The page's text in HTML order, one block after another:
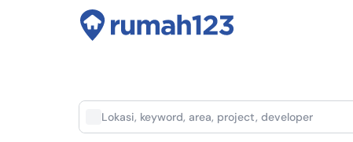
Lokasi, keyword, area, project, developer